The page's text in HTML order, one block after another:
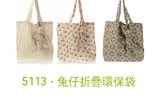
5113 - 兔仔折疊環保袋